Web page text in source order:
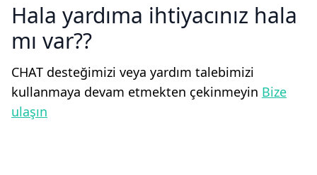
Hala yardıma ihtiyacınız hala
mı var?
CHAT desteğimizi veya yardım talebimizi
kullanmaya devam etmekten çekinmeyin Bize
ulaşın